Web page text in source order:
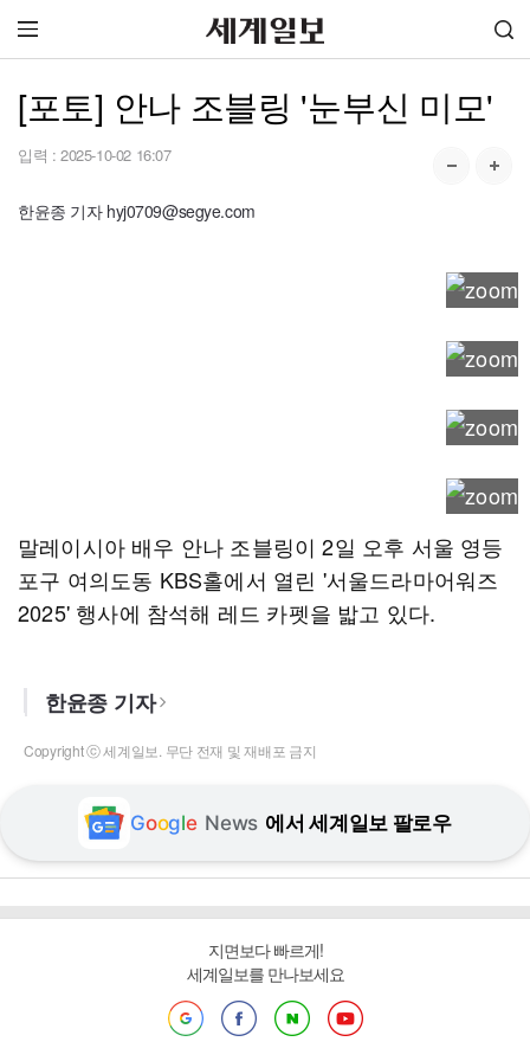
[포토] 안나 조블링 '눈부신 미모'
입력 : 2025-10-02 16:07
한윤종 기자 hyj0709@segye.com
말레이시아 배우 안나 조블링이 2일 오후 서울 영등
포구 여의도동 KBS홀에서 열린 '서울드라마어워즈
2025' 행사에 참석해 레드 카펫을 밟고 있다.
한윤종 기자
Copyright ⓒ 세계일보. 무단 전재 및 재배포 금지
Google News 에서 세계일보 팔로우
지면보다 빠르게!
세계일보를 만나보세요